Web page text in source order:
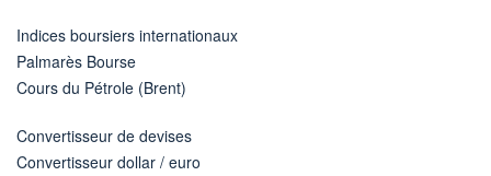
Indices boursiers internationaux
Palmarès Bourse
Cours du Pétrole (Brent)
Convertisseur de devises
Convertisseur dollar / euro